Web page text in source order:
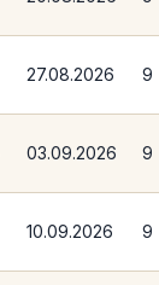
27.08.2026 9
03.09.2026 9
10.09.2026 9